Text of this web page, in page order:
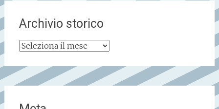
Archivio storico
Archivio